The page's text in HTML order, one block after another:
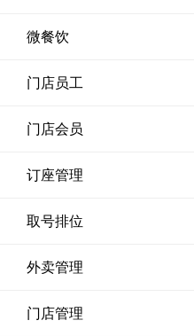
微餐饮
门店员工
门店会员
订座管理
取号排位
外卖管理
门店管理